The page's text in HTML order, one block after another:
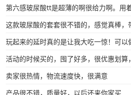
第六感玻尿酸tt是超薄的啊很给力啊。用
这款玻尿酸的套套很不错的，感觉真棒，
玩起来的延时真的是让我大吃一惊！可以
活动的时候买的，囤了好多，很优惠划算
卖家很热情，物流速度快，很满意
产品很不错，质量好，以后还来你家买